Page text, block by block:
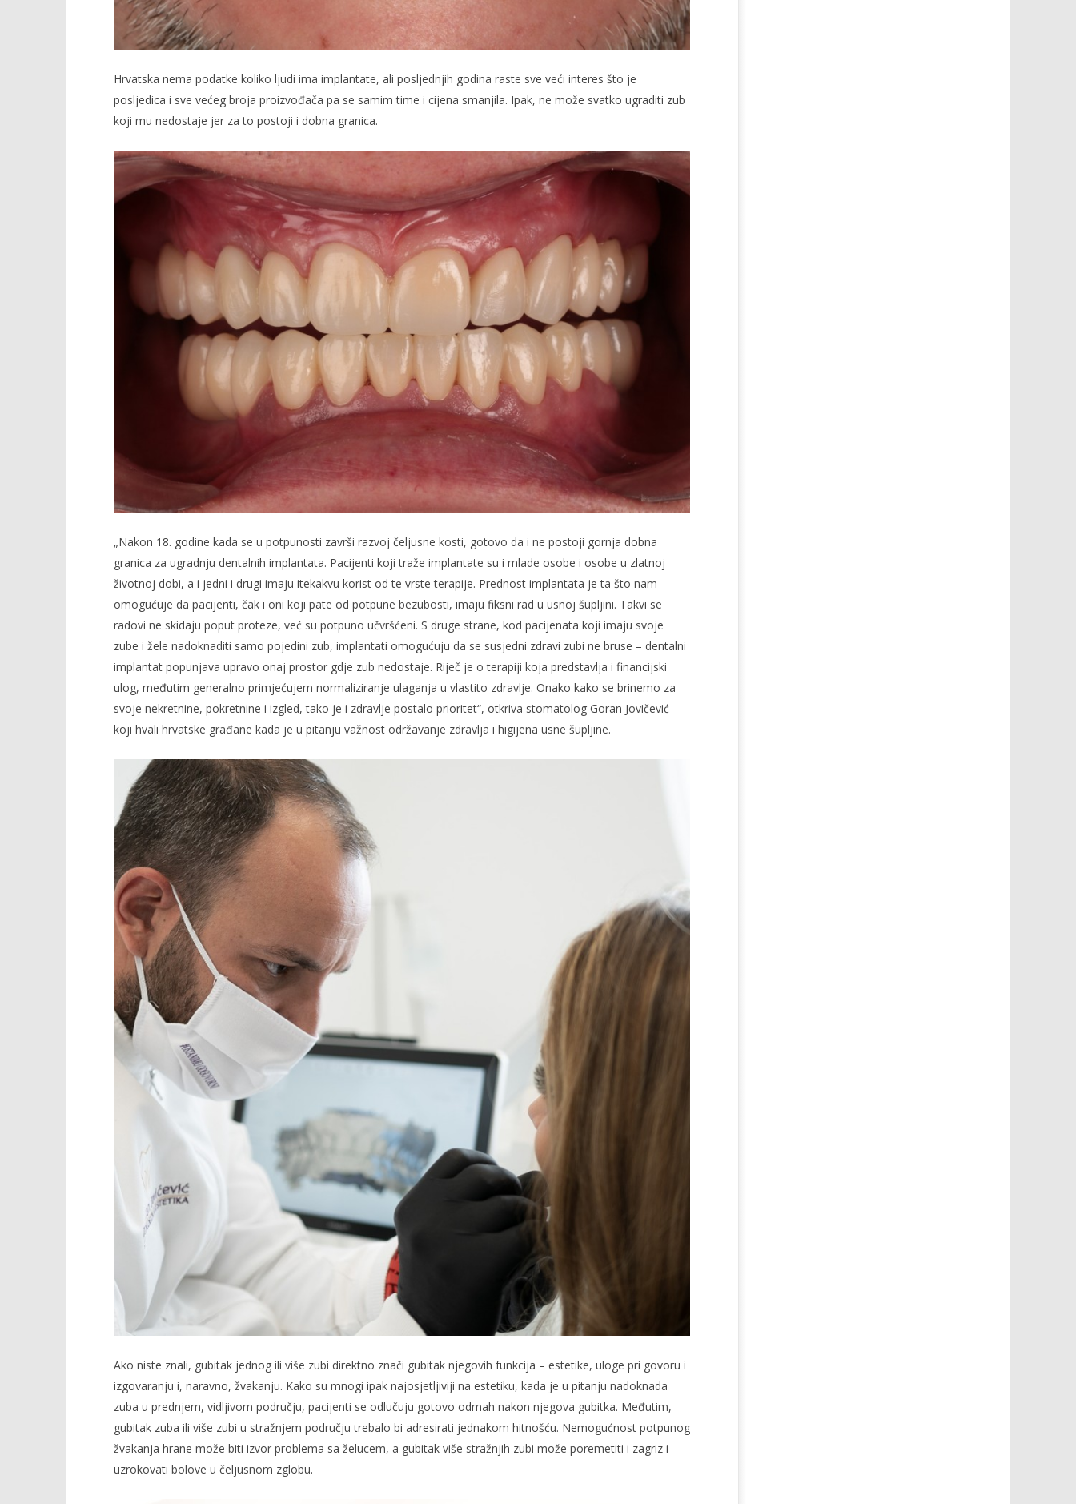
Hrvatska nema podatke koliko ljudi ima implantate, ali posljednjih godina raste sve veći interes što je
posljedica i sve većeg broja proizvođača pa se samim time i cijena smanjila. Ipak, ne može svatko ugraditi zub
koji mu nedostaje jer za to postoji i dobna granica.
„Nakon 18. godine kada se u potpunosti završi razvoj čeljusne kosti, gotovo da i ne postoji gornja dobna
granica za ugradnju dentalnih implantata. Pacijenti koji traže implantate su i mlade osobe i osobe u zlatnoj
životnoj dobi, a i jedni i drugi imaju itekakvu korist od te vrste terapije. Prednost implantata je ta što nam
omogućuje da pacijenti, čak i oni koji pate od potpune bezubosti, imaju fiksni rad u usnoj šupljini. Takvi se
radovi ne skidaju poput proteze, već su potpuno učvršćeni. S druge strane, kod pacijenata koji imaju svoje
zube i žele nadoknaditi samo pojedini zub, implantati omogućuju da se susjedni zdravi zubi ne bruse – dentalni
implantat popunjava upravo onaj prostor gdje zub nedostaje. Riječ je o terapiji koja predstavlja i financijski
ulog, međutim generalno primjećujem normaliziranje ulaganja u vlastito zdravlje. Onako kako se brinemo za
svoje nekretnine, pokretnine i izgled, tako je i zdravlje postalo prioritet“, otkriva stomatolog Goran Jovičević
koji hvali hrvatske građane kada je u pitanju važnost održavanje zdravlja i higijena usne šupljine.
Ako niste znali, gubitak jednog ili više zubi direktno znači gubitak njegovih funkcija – estetike, uloge pri govoru i
izgovaranju i, naravno, žvakanju. Kako su mnogi ipak najosjetljiviji na estetiku, kada je u pitanju nadoknada
zuba u prednjem, vidljivom području, pacijenti se odlučuju gotovo odmah nakon njegova gubitka. Međutim,
gubitak zuba ili više zubi u stražnjem području trebalo bi adresirati jednakom hitnošću. Nemogućnost potpunog
žvakanja hrane može biti izvor problema sa želucem, a gubitak više stražnjih zubi može poremetiti i zagriz i
uzrokovati bolove u čeljusnom zglobu.